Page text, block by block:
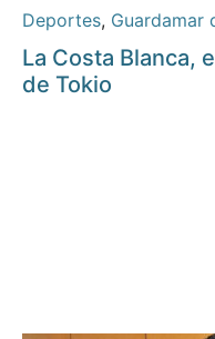
Deportes, Guardamar
La Costa Blanca,
de Tokio